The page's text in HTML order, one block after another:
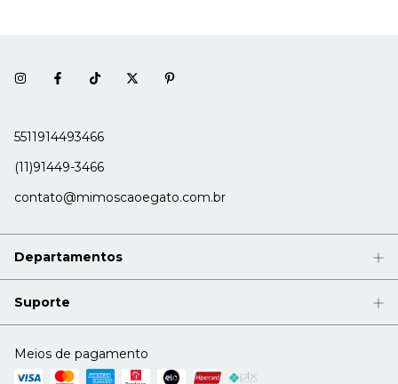
5511914493466
(11)91449-3466
contato@mimoscaoegato.com.br
Departamentos
Suporte
Meios de pagamento